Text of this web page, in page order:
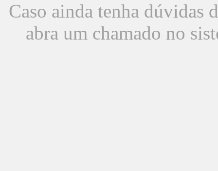
Caso ainda tenha dúvidas
abra um chamado no